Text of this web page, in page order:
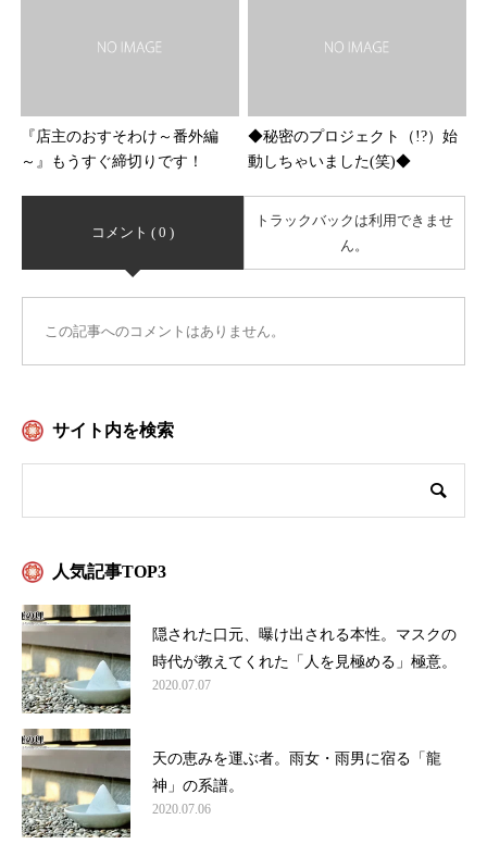
『店主のおすそわけ～番外編
～』もうすぐ締切りです！
◆秘密のプロジェクト（!?）始
動しちゃいました(笑)◆
コメント ( 0 )
トラックバックは利用できませ
ん。
この記事へのコメントはありません。
サイト内を検索
人気記事TOP3
隠された口元、曝け出される本性。マスクの
時代が教えてくれた「人を見極める」極意。
2020.07.07
天の恵みを運ぶ者。雨女・雨男に宿る「龍
神」の系譜。
2020.07.06